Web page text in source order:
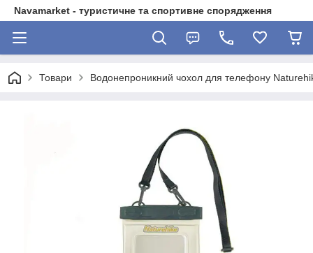
Navamarket - туристичне та спортивне спорядження
Товари Водонепроникний чохол для телефону